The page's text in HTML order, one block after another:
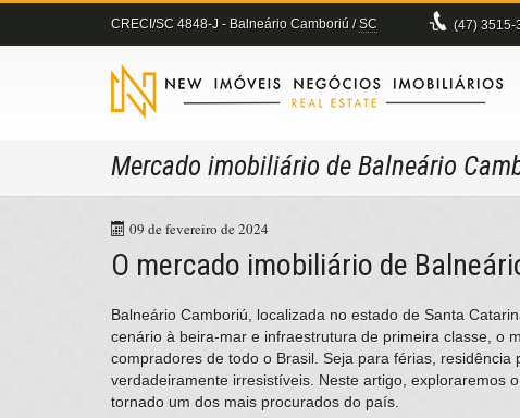
CRECI/SC 4848-J - Balneário Camboriú /SC (47) 3515-
Mercado imobiliário de Balneário
09 de fevereiro de 2024
O mercado imobiliário de
​Balneário Camboriú, localizada no estado de Santa
cenário à beira-mar e infraestrutura de primeira classe, o
compradores de todo o Brasil. Seja para férias,
verdadeiramente irresistíveis. Neste artigo, exploraremos
tornado um dos mais procurados do país.